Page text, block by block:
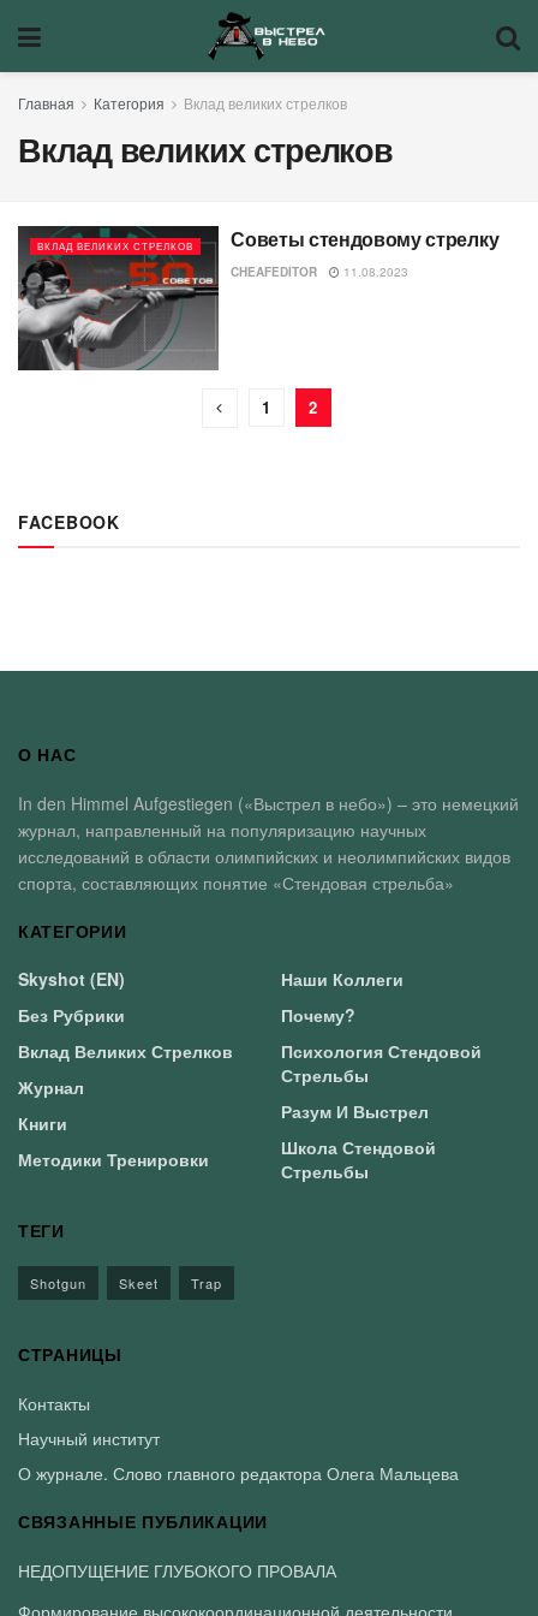
Главная Категория Вклад великих стрелков
Вклад великих стрелков
ВКЛАД ВЕЛИКИХ СТРЕЛКОВ Советы стендовому стрелку
CHEAFEDITOR 11.08.2023
1 2
FACEBOOK
О НАС
In den Himmel Aufgestiegen («Выстрел в небо») – это немецкий
журнал, направленный на популяризацию научных
исследований в области олимпийских и неолимпийских видов
спорта, составляющих понятие «Стендовая стрельба»
КАТЕГОРИИ
Skyshot (EN)
Без Рубрики
Вклад Великих Стрелков
Журнал
Книги
Методики Тренировки
Наши Коллеги
Почему?
Психология Стендовой
Стрельбы
Разум И Выстрел
Школа Стендовой
Стрельбы
ТЕГИ
Shotgun Skeet Trap
СТРАНИЦЫ
Контакты
Научный институт
О журнале. Слово главного редактора Олега Мальцева
СВЯЗАННЫЕ ПУБЛИКАЦИИ
НЕДОПУЩЕНИЕ ГЛУБОКОГО ПРОВАЛА
Формирование высококоординационной деятельности